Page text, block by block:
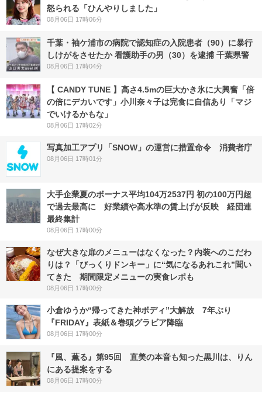
怒られる「ひんやりしました」
08月06日 17時06分
千葉・袖ケ浦市の病院で認知症の入院患者（90）に暴行
しけがをさせたか 看護助手の男（30）を逮捕 千葉県警
08月06日 17時04分
【 CANDY TUNE 】高さ4.5mの巨大かき氷に大興奮「倍
の倍にデカいです」小川奈々子は完食に自信あり「マジ
でいけるかもな」
08月06日 17時02分
写真加工アプリ「SNOW」の運営に措置命令 消費者庁
08月06日 17時01分
大手企業夏のボーナス平均104万2537円 初の100万円超
で過去最高に 好業績や高水準の賃上げが反映 経団連
最終集計
08月06日 17時00分
なぜ大きな扉のメニューはなくなった？内装へのこだわ
りは？「びっくりドンキー」に“気になるあれこれ”聞い
てきた 期間限定メニューの実食レポも
08月06日 17時00分
小倉ゆうか“帰ってきた神ボディ”大解放 7年ぶり
『FRIDAY』表紙＆巻頭グラビア降臨
08月06日 17時00分
『風、薫る』第95回 直美の本音も知った黒川は、りん
にある提案をする
08月06日 17時00分